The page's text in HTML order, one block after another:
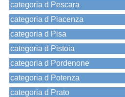
categoria d Pescara
categoria d Piacenza
categoria d Pisa
categoria d Pistoia
categoria d Pordenone
categoria d Potenza
categoria d Prato